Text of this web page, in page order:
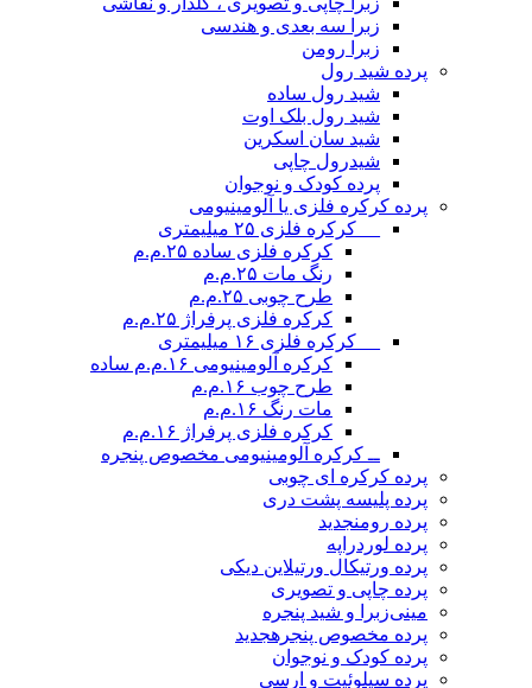
زبرا سه بعدی و هندسی
زبرا رومن
پرده شید رول
شید رول ساده
شید رول بلک اوت
شید سان اسکرین
شیدرول چاپی
پرده کودک و نوجوان
پرده کرکره فلزی یا آلومینیومی
__ کرکره فلزی ۲۵ میلیمتری
کرکره فلزی ساده ۲۵.م.م
رنگ مات ۲۵.م.م
طرح چوبی ۲۵.م.م
کرکره فلزی پرفراژ ۲۵.م.م
__ کرکره فلزی ۱۶ میلیمتری
کرکره آلومینیومی ۱۶.م.م ساده
طرح چوب ۱۶.م.م
مات رنگ ۱۶.م.م
کرکره فلزی پرفراژ ۱۶.م.م
ــ کرکره آلومینیومی مخصوص پنجره
پرده کرکره ای چوبی
پرده پلیسه پشت دری
پرده رومنجدید
پرده لوردراپه
پرده ورتیکال ورتیلاین دیکی
پرده چاپی و تصویری
مینی‌زبرا و شید پنجره
پرده مخصوص پنجرهجدید
پرده کودک و نوجوان
پرده سیلوئیت و ارسی